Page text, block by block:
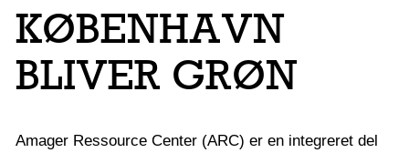
KØBENHAVN
BLIVER GRØN
Amager Ressource Center (ARC) er en integreret del